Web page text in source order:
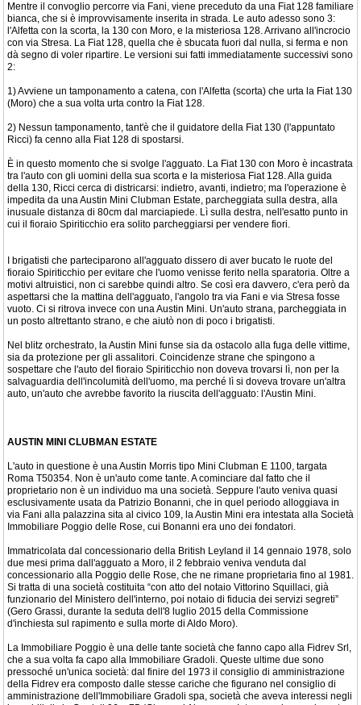
Mentre il convoglio percorre via Fani, viene preceduto da una Fiat 128 familiare
bianca, che si è improvvisamente inserita in strada. Le auto adesso sono 3:
l'Alfetta con la scorta, la 130 con Moro, e la misteriosa 128. Arrivano all'incrocio
con via Stresa. La Fiat 128, quella che è sbucata fuori dal nulla, si ferma e non
dà segno di voler ripartire. Le versioni sui fatti immediatamente successivi sono
2:
1) Avviene un tamponamento a catena, con l'Alfetta (scorta) che urta la Fiat 130
(Moro) che a sua volta urta contro la Fiat 128.
2) Nessun tamponamento, tant'è che il guidatore della Fiat 130 (l'appuntato
Ricci) fa cenno alla Fiat 128 di spostarsi.
È in questo momento che si svolge l'agguato. La Fiat 130 con Moro è incastrata
tra l'auto con gli uomini della sua scorta e la misteriosa Fiat 128. Alla guida
della 130, Ricci cerca di districarsi: indietro, avanti, indietro; ma l'operazione è
impedita da una Austin Mini Clubman Estate, parcheggiata sulla destra, alla
inusuale distanza di 80cm dal marciapiede. Lì sulla destra, nell'esatto punto in
cui il fioraio Spiriticchio era solito parcheggiarsi per vendere fiori.
I brigatisti che parteciparono all'agguato dissero di aver bucato le ruote del
fioraio Spiriticchio per evitare che l'uomo venisse ferito nella sparatoria. Oltre a
motivi altruistici, non ci sarebbe quindi altro. Se così era davvero, c'era però da
aspettarsi che la mattina dell'agguato, l'angolo tra via Fani e via Stresa fosse
vuoto. Ci si ritrova invece con una Austin Mini. Un'auto strana, parcheggiata in
un posto altrettanto strano, e che aiutò non di poco i brigatisti.
Nel blitz orchestrato, la Austin Mini funse sia da ostacolo alla fuga delle vittime,
sia da protezione per gli assalitori. Coincidenze strane che spingono a
sospettare che l'auto del fioraio Spiriticchio non doveva trovarsi lì, non per la
salvaguardia dell'incolumità dell'uomo, ma perché lì si doveva trovare un'altra
auto, un'auto che avrebbe favorito la riuscita dell'agguato: l'Austin Mini.
AUSTIN MINI CLUBMAN ESTATE
L'auto in questione è una Austin Morris tipo Mini Clubman E 1100, targata
Roma T50354. Non è un'auto come tante. A cominciare dal fatto che il
proprietario non è un individuo ma una società. Seppure l'auto veniva quasi
esclusivamente usata da Patrizio Bonanni, che in quel periodo alloggiava in
via Fani alla palazzina sita al civico 109, la Austin Mini era intestata alla Società
Immobiliare Poggio delle Rose, cui Bonanni era uno dei fondatori.
Immatricolata dal concessionario della British Leyland il 14 gennaio 1978, solo
due mesi prima dall'agguato a Moro, il 2 febbraio veniva venduta dal
concessionario alla Poggio delle Rose, che ne rimane proprietaria fino al 1981.
Si tratta di una società costituita “con atto del notaio Vittorino Squillaci, già
funzionario del Ministero dell'interno, poi notaio di fiducia dei servizi segreti”
(Gero Grassi, durante la seduta dell'8 luglio 2015 della Commissione
d'inchiesta sul rapimento e sulla morte di Aldo Moro).
La Immobiliare Poggio è una delle tante società che fanno capo alla Fidrev Srl,
che a sua volta fa capo alla Immobiliare Gradoli. Queste ultime due sono
pressoché un'unica società: dal finire del 1973 il consiglio di amministrazione
della Fidrev era composto dalle stesse cariche che figurano nel consiglio di
amministrazione dell'Immobiliare Gradoli spa, società che aveva interessi negli